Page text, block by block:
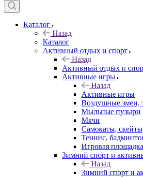
Каталог
Назад
Каталог
Активный отдых и спорт
Назад
Активный отдых и
Активные игры
Назад
Активные игры
Воздушные змеи,
Мыльные пузыри
Мячи
Самокаты,
Теннис,
Игровая площадка
Зимний спорт и
Назад
Зимний спорт и